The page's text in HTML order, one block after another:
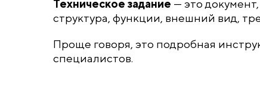
Техническое задание — это
структура, функции, внешний вид,
Проще говоря, это подробная
специалистов.